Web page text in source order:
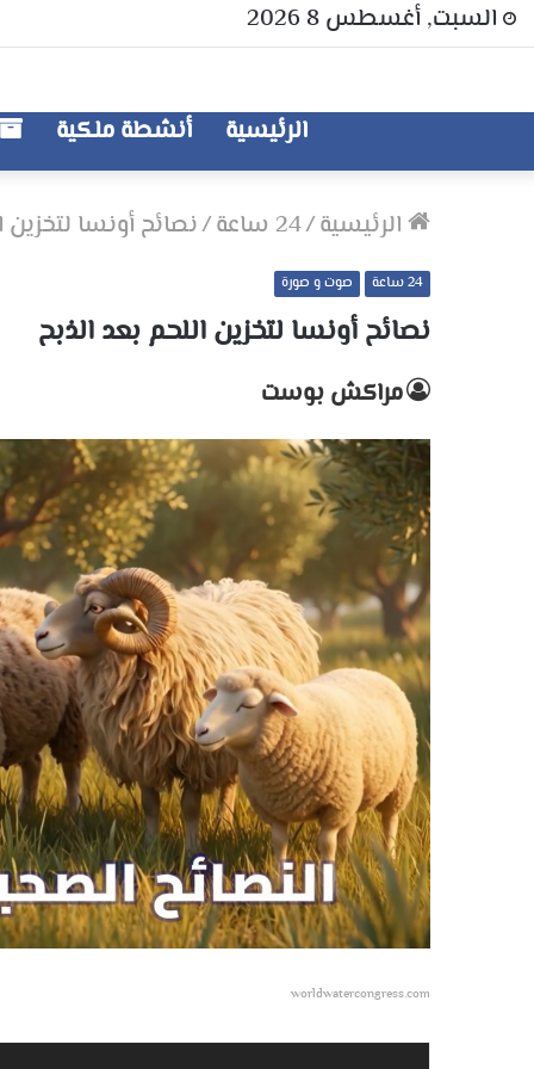
السبت, أغسطس 8 2026
الرئيسية
أنشطة ملكية
الرئيسية/24 ساعة /نصائح أونسا لتخزين
24 ساعة صوت و صورة
نصائح أونسا لتخزين اللحم بعد الذبح
مراكش بوست
worldwatercongress.com